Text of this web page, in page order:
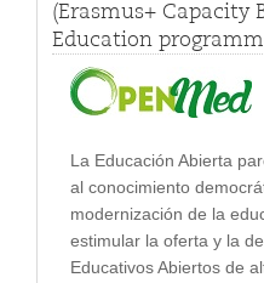
(Erasmus+ Capacity
Education
La Educación Abierta
al conocimiento
modernización de la
estimular la oferta y la
Educativos Abiertos de